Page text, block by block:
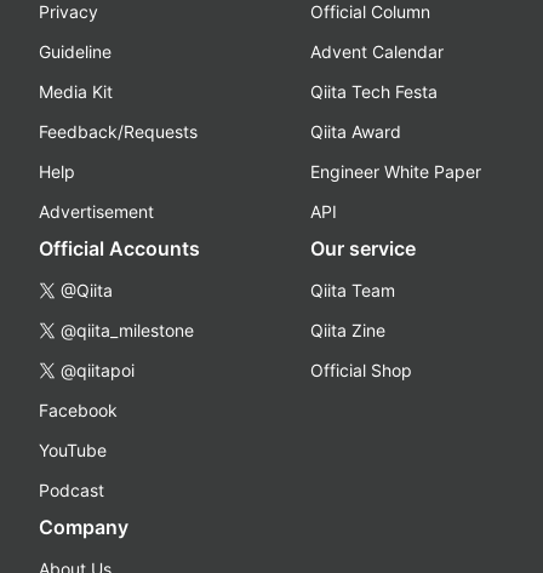
Privacy
Guideline
Media Kit
Feedback/Requests
Help
Advertisement
Official Column
Advent Calendar
Qiita Tech Festa
Qiita Award
Engineer White Paper
API
Official Accounts
@Qiita
@qiita_milestone
@qiitapoi
Facebook
YouTube
Podcast
Our service
Qiita Team
Qiita Zine
Official Shop
Company
About Us